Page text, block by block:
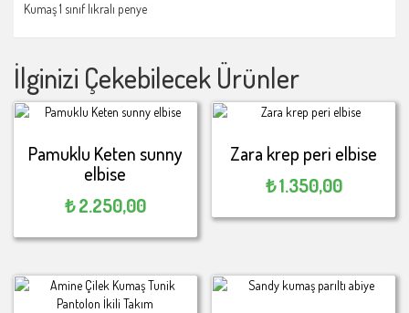
Kumaş 1 sınıf lıkralı penye
İlginizi Çekebilecek Ürünler
Pamuklu Keten sunny
elbise
₺2.250,00
Zara krep peri elbise
₺1.350,00